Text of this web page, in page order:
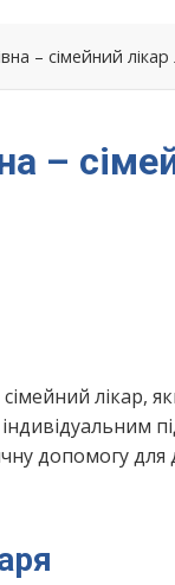
– сімейний
–
допомогу